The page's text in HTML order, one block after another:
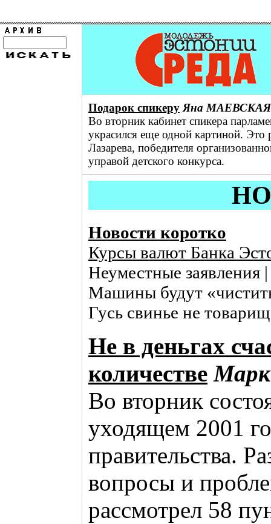
Подарок спикеру Яна МАЕВСКАЯ
Во вторник кабинет спикера
украсился еще одной картиной.
Лазарева, победителя
управой детского конкурса.
Новости коротко
Куpсы валют Банка
Неуместные заявления
Машины будут
Гусь свинье не
Не в деньгах
количестве
Во вторник
уходящем 2001
правительства.
вопросы и
рассмотрел 58